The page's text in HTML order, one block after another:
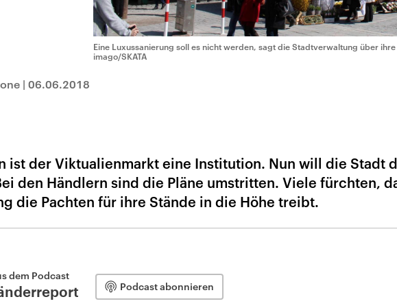
Eine Luxussanierung soll es nicht werden, sagt die Stadtverwaltung über
imago/SKATA
| 06.06.2018
ist der Viktualienmarkt eine Institution. Nun will die Stadt
den Händlern sind die Pläne umstritten. Viele fürchten,
die Pachten für ihre Stände in die Höhe treibt.
dem Podcast
Podcast abonnieren